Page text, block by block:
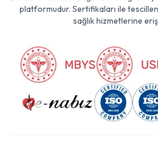
platformudur. Sertifikaları ile
sağlık hizmetlerine